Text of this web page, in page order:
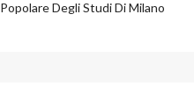
Popolare Degli Studi Di Milano